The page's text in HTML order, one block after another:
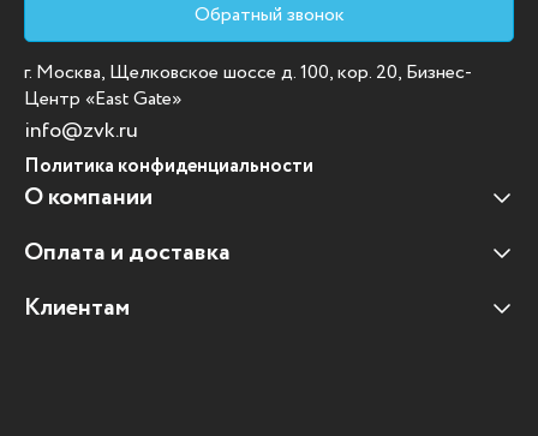
Обратный звонок
г. Москва, Щелковское шоссе д. 100, кор. 20, Бизнес-
Центр «East Gate»
info@zvk.ru
Политика конфиденциальности
О компании
Наши клиенты
Отзывы клиентов
Оплата и доставка
Оплата и доставка
Клиентам